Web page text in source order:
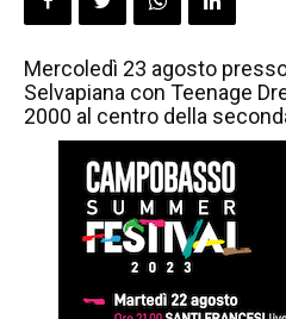
Mercoledì 23 agosto presso
Selvapiana con Teenage
2000 al centro della